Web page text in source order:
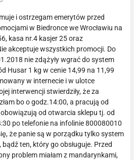
i ostrzegam emerytów przed
w Biedronce we Wrocławiu na
kasa nr.4 kasjer 25 oraz
akceptuje wszystkich promocji. Do
nie zdążyły wgrać do system
Husar 1 kg w cenie 14,99 na 11,99
w internecie i w ulotce
interwencji stwierdziły, że za
bo o godz.14:00, a pracują od
od otwarcia sklepu tj. od
po telefonie na infolinie 800080010
że panie są w porządku tylko system
bądź ten, który go obsługuje. Przed
problem miałam z mandarynkami,